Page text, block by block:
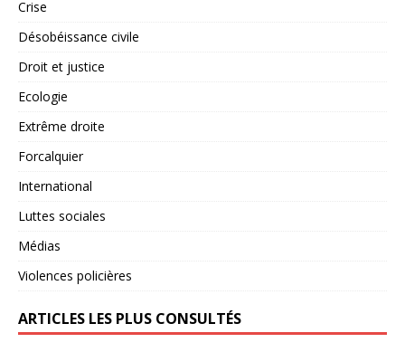
Crise
Désobéissance civile
Droit et justice
Ecologie
Extrême droite
Forcalquier
International
Luttes sociales
Médias
Violences policières
ARTICLES LES PLUS CONSULTÉS